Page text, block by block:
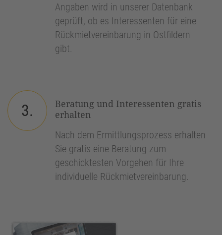
Angaben wird in unserer Datenbank
geprüft, ob es Interessenten für eine
Rückmietvereinbarung in Ostfildern
gibt.
3.
Beratung und Interessenten gratis
erhalten
Nach dem Ermittlungsprozess erhalten
Sie gratis eine Beratung zum
geschicktesten Vorgehen für Ihre
individuelle Rückmietvereinbarung.